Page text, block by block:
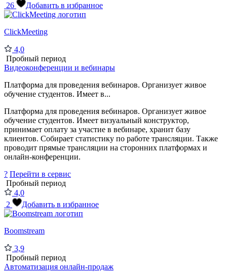
26
Добавить в избранное
ClickMeeting
4,0
Пробный период
Видеоконференции и вебинары
Платформа для проведения вебинаров. Организует живое
обучение студентов. Имеет в...
Платформа для проведения вебинаров. Организует живое
обучение студентов. Имеет визуальный конструктор,
принимает оплату за участие в вебинаре, хранит базу
клиентов. Собирает статистику по работе трансляции. Также
проводит прямые трансляции на сторонних платформах и
онлайн-конференции.
? Перейти в сервис
Пробный период
4,0
2
Добавить в избранное
Boomstream
3,9
Пробный период
Автоматизация онлайн-продаж